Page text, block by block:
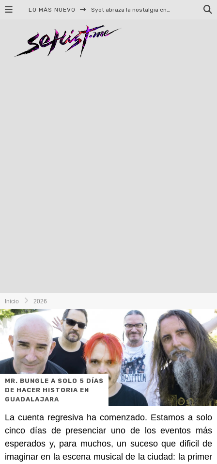
LO MÁS NUEVO Helloween celebrará 40 años de historia con conciertos en Ciudad de México y Guadalajara
Inicio 2026
MR. BUNGLE A SOLO 5 DÍAS
DE HACER HISTORIA EN
GUADALAJARA
La cuenta regresiva ha comenzado. Estamos a solo
cinco días de presenciar uno de los eventos más
esperados y, para muchos, un suceso que dificil de
imaginar en la escena musical de la ciudad: la primer